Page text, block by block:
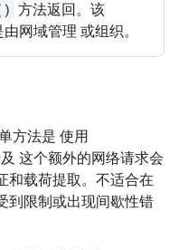
方法返回。该
网域管理 或组织。
方法是 使用
这个额外的网络请求会
和载荷提取。不适合在
到限制或出现间歇性错